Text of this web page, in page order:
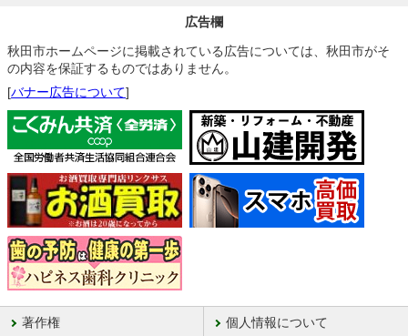
広告欄
秋田市ホームページに掲載されている広告については、秋田市がそ
の内容を保証するものではありません。
[バナー広告について]
著作権 個人情報について